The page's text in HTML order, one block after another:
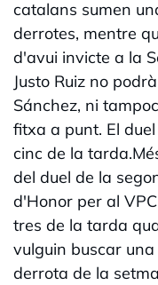
catalans sumen
derrotes, mentre
d'avui invicte a la
Justo Ruiz no
Sánchez, ni
fitxa a punt. El
cinc de la
del duel de la
d'Honor per al
tres de la tarda
vulguin buscar
derrota de la